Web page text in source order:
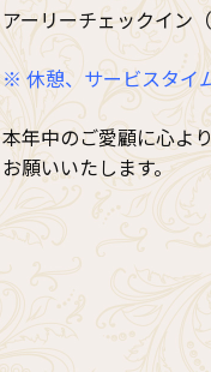
アーリーチェックイン
※ 休憩、サービスタイ
本年中のご愛顧に心よ
お願いいたします。